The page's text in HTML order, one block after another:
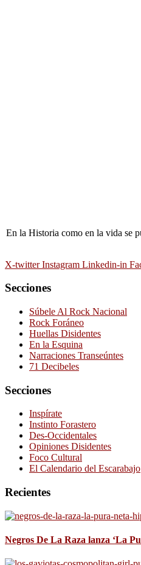
En la Historia como en la vida se
X-twitter Instagram Linkedin-in
Secciones
Súbele Al Rock Nacional
Rock Foráneo
Huellas Disidentes
En la Esquina
Narraciones Transeúntes
71 Decibeles
Secciones
Inspírate
Instinto Forastero
Des-Occidentales
Opiniones Disidentes
Foco Cultural
El Calendario del Escarabajo
Recientes
Negros De La Raza lanza ‘La